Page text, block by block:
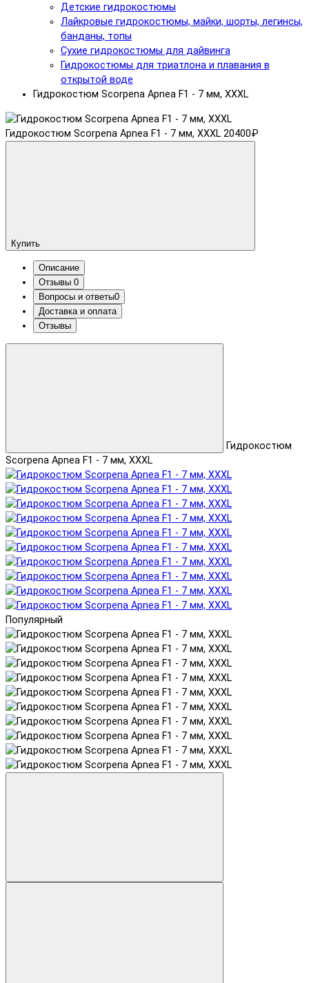
Детские гидрокостюмы
Лайкровые гидрокостюмы, майки, шорты, легинсы,
банданы, топы
Сухие гидрокостюмы для дайвинга
Гидрокостюмы для триатлона и плавания в
открытой воде
Гидрокостюм Scorpena Apnea F1 - 7 мм, XXXL
Гидрокостюм Scorpena Apnea F1 - 7 мм, XXXL 20400₽
Купить
Описание
Отзывы 0
Вопросы и ответы0
Доставка и оплата
Отзывы
Гидрокостюм
Scorpena Apnea F1 - 7 мм, XXXL
Популярный